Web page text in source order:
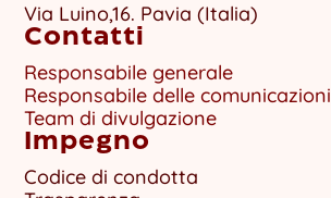
Via Luino,16. Pavia (Italia)
Contatti
Responsabile generale
Responsabile delle comunicazioni
Team di divulgazione
Impegno
Codice di condotta